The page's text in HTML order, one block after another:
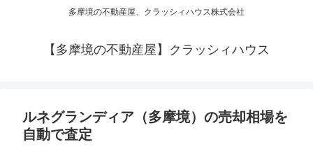
多摩境の不動産屋、クラッシィハウス株式会社
【多摩境の不動産屋】クラッシィハウス
ルネグランディア（多摩境）の売却相場を
自動で査定